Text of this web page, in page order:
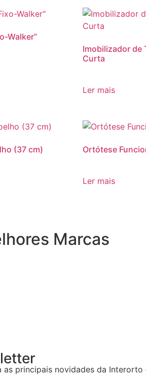
Walker”
Imobilizador de
Curta
Ler mais
(37 cm) Ortótese
Ler mais
Marcas
principais novidades da